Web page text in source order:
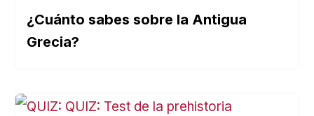
¿Cuánto sabes sobre la Antigua
Grecia?